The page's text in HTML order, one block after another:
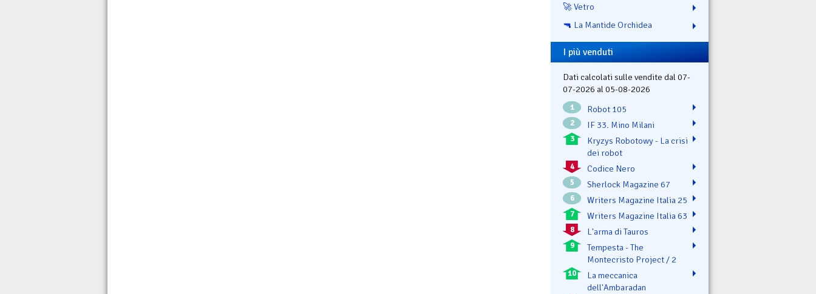
🚀 Vetro
🔫 La Mantide Orchidea
I più venduti
Dati calcolati sulle vendite dal 07-
07-2026 al 05-08-2026
1 Robot 105
2 IF 33. Mino Milani
3
Kryzys Robotowy - La crisi
dei robot
4 Codice Nero
5 Sherlock Magazine 67
6 Writers Magazine Italia 25
7 Writers Magazine Italia 63
8 L'arma di Tauros
9
Tempesta - The
Montecristo Project / 2
10
La meccanica
dell'Ambaradan